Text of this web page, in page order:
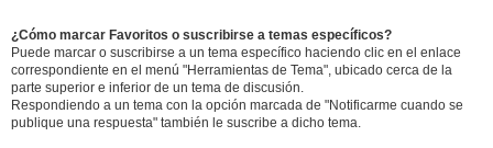
¿Cómo marcar Favoritos o suscribirse a temas específicos?
Puede marcar o suscribirse a un tema específico haciendo clic en el enlace
correspondiente en el menú "Herramientas de Tema", ubicado cerca de la
parte superior e inferior de un tema de discusión.
Respondiendo a un tema con la opción marcada de "Notificarme cuando se
publique una respuesta" también le suscribe a dicho tema.